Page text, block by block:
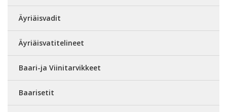
Äyriäisvadit
Äyriäisvatitelineet
Baari-ja Viinitarvikkeet
Baarisetit